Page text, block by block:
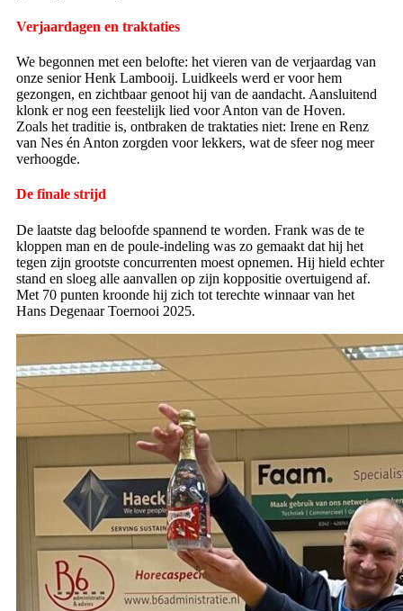
Verjaardagen en traktaties
We begonnen met een belofte: het vieren van de verjaardag van
onze senior Henk Lambooij. Luidkeels werd er voor hem
gezongen, en zichtbaar genoot hij van de aandacht. Aansluitend
klonk er nog een feestelijk lied voor Anton van de Hoven.
Zoals het traditie is, ontbraken de traktaties niet: Irene en Renz
van Nes én Anton zorgden voor lekkers, wat de sfeer nog meer
verhoogde.
De finale strijd
De laatste dag beloofde spannend te worden. Frank was de te
kloppen man en de poule-indeling was zo gemaakt dat hij het
tegen zijn grootste concurrenten moest opnemen. Hij hield echter
stand en sloeg alle aanvallen op zijn koppositie overtuigend af.
Met 70 punten kroonde hij zich tot terechte winnaar van het
Hans Degenaar Toernooi 2025.